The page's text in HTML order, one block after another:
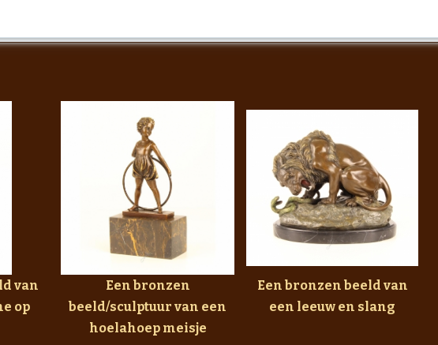
van
op
Een bronzen
beeld/sculptuur van een
hoelahoep meisje
Een bronzen beeld van
een leeuw en slang